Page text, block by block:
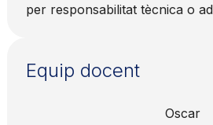
per responsabilitat tècnica o
Equip docent